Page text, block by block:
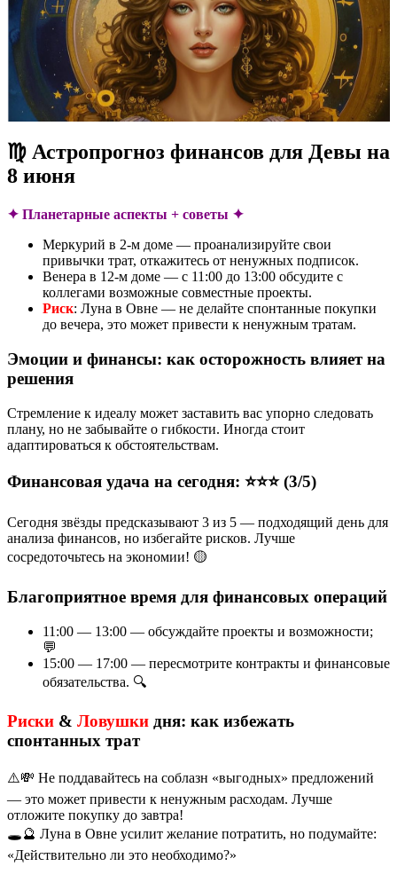
♍ Астропрогноз финансов для Девы на
8 июня
✦ Планетарные аспекты + советы ✦
Меркурий в 2-м доме — проанализируйте свои
привычки трат, откажитесь от ненужных подписок.
Венера в 12-м доме — с 11:00 до 13:00 обсудите с
коллегами возможные совместные проекты.
Риск: Луна в Овне — не делайте спонтанные покупки
до вечера, это может привести к ненужным тратам.
Эмоции и финансы: как осторожность влияет на
решения
Стремление к идеалу может заставить вас упорно следовать
плану, но не забывайте о гибкости. Иногда стоит
адаптироваться к обстоятельствам.
Финансовая удача на сегодня: ⭐⭐⭐ (3/5)
Сегодня звёзды предсказывают 3 из 5 — подходящий день для
анализа финансов, но избегайте рисков. Лучше
сосредоточьтесь на экономии! 🟡
Благоприятное время для финансовых операций
11:00 — 13:00 — обсуждайте проекты и возможности;
💬
15:00 — 17:00 — пересмотрите контракты и финансовые
обязательства. 🔍
Риски & Ловушки дня: как избежать
спонтанных трат
⚠️💸 Не поддавайтесь на соблазн «выгодных» предложений
— это может привести к ненужным расходам. Лучше
отложите покупку до завтра!
🕳️🔮 Луна в Овне усилит желание потратить, но подумайте:
«Действительно ли это необходимо?»